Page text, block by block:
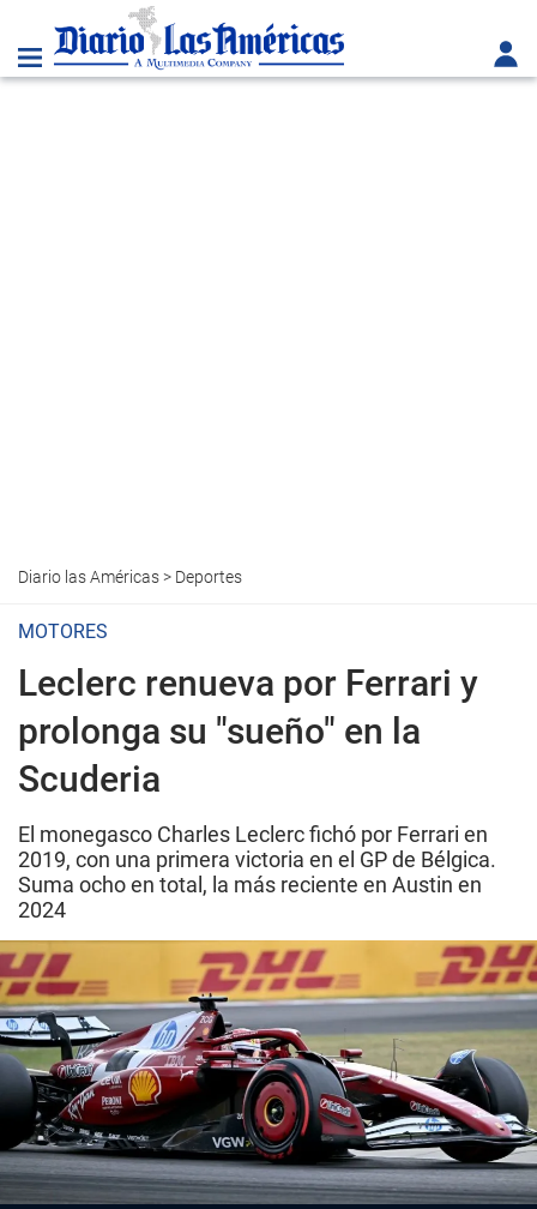
Diario las Américas> Deportes
MOTORES
Leclerc renueva por Ferrari y
prolonga su "sueño" en la
Scuderia
El monegasco Charles Leclerc fichó por Ferrari en
2019, con una primera victoria en el GP de Bélgica.
Suma ocho en total, la más reciente en Austin en
2024